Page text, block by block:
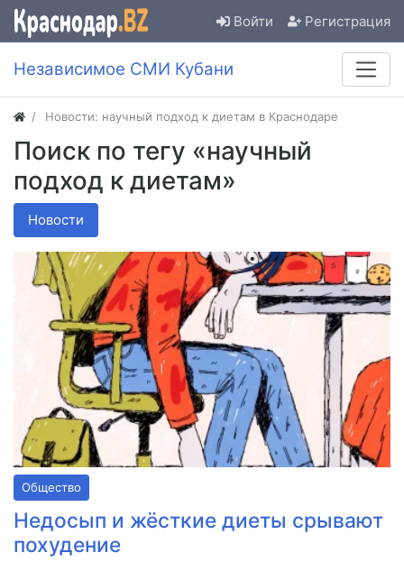
Войти Регистрация
Независимое СМИ Кубани
Новости: научный подход к диетам в Краснодаре
Поиск по тегу «научный
подход к диетам»
Новости
Общество
Недосып и жёсткие диеты срывают
похудение